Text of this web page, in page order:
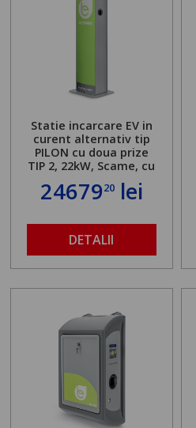
Statie incarcare EV in
curent alternativ tip
PILON cu doua prize
TIP 2, 22kW, Scame, cu
server local
2467920lei
DETALII